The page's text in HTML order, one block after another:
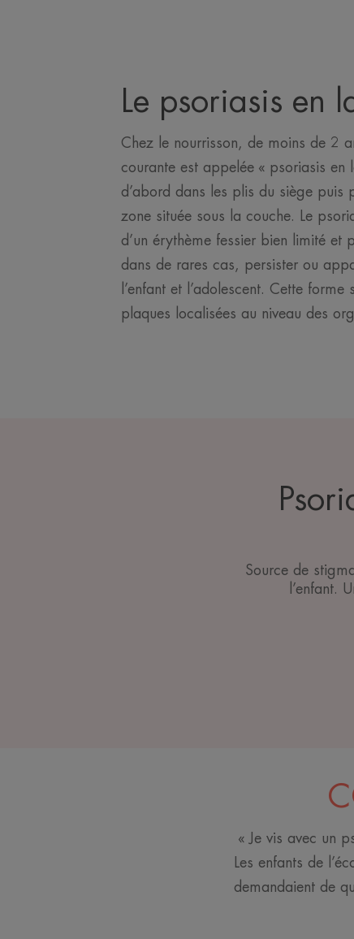
Le psoriasis en
Chez le nourrisson, de moins de 2
courante est appelée « psoriasis en
d’abord dans les plis du siège puis
zone située sous la couche. Le
d’un érythème fessier bien limité et
dans de rares cas, persister ou
l’enfant et l’adolescent. Cette
plaques localisées au niveau des
Source de
l’enfant.
« Je vis avec un
Les enfants de
demandaient de